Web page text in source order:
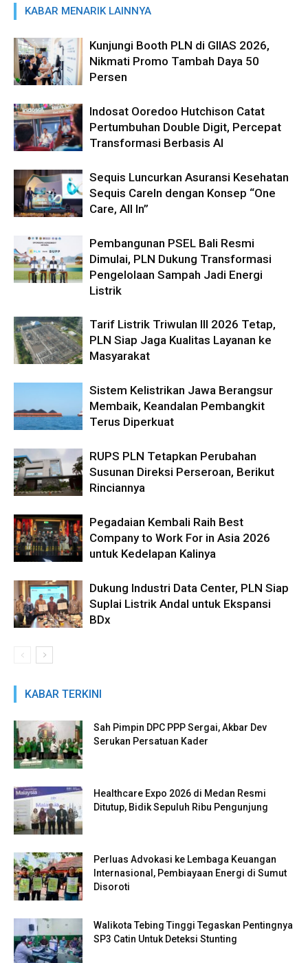
KABAR MENARIK LAINNYA
Kunjungi Booth PLN di GIIAS 2026,
Nikmati Promo Tambah Daya 50
Persen
Indosat Ooredoo Hutchison Catat
Pertumbuhan Double Digit, Percepat
Transformasi Berbasis AI
Sequis Luncurkan Asuransi Kesehatan
Sequis CareIn dengan Konsep “One
Care, All In”
Pembangunan PSEL Bali Resmi
Dimulai, PLN Dukung Transformasi
Pengelolaan Sampah Jadi Energi
Listrik
Tarif Listrik Triwulan III 2026 Tetap,
PLN Siap Jaga Kualitas Layanan ke
Masyarakat
Sistem Kelistrikan Jawa Berangsur
Membaik, Keandalan Pembangkit
Terus Diperkuat
RUPS PLN Tetapkan Perubahan
Susunan Direksi Perseroan, Berikut
Rinciannya
Pegadaian Kembali Raih Best
Company to Work For in Asia 2026
untuk Kedelapan Kalinya
Dukung Industri Data Center, PLN Siap
Suplai Listrik Andal untuk Ekspansi
BDx
KABAR TERKINI
Sah Pimpin DPC PPP Sergai, Akbar Dev
Serukan Persatuan Kader
Healthcare Expo 2026 di Medan Resmi
Ditutup, Bidik Sepuluh Ribu Pengunjung
Perluas Advokasi ke Lembaga Keuangan
Internasional, Pembiayaan Energi di Sumut
Disoroti
Walikota Tebing Tinggi Tegaskan Pentingnya
SP3 Catin Untuk Deteksi Stunting